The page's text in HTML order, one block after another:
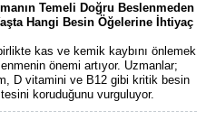
Temeli Doğru Beslenmeden
Hangi Besin Öğelerine İhtiyaç
kas ve kemik kaybını önlemek
önemi artıyor. Uzmanlar;
D vitamini ve B12 gibi kritik besin
koruduğunu vurguluyor.